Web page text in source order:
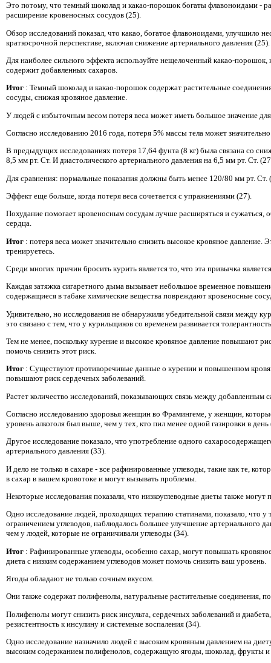
Это потому, что темный шоколад и какао-порошок богаты флавоноидами -
расширение кровеносных сосудов (25).
Обзор исследований показал, что какао, богатое флавоноидами, улучшило
краткосрочной перспективе, включая снижение артериального давления (25).
Для наиболее сильного эффекта используйте нещелоченный какао-
содержит добавленных сахаров.
Итог : Темный шоколад и какао-порошок содержат растительные
сосуды, снижая кровяное давление.
У людей с избыточным весом потеря веса может иметь большое значение
Согласно исследованию 2016 года, потеря 5% массы тела может
В предыдущих исследованиях потеря 17,64 фунта (8 кг) была связана со
8,5 мм рт. Ст. И диастолического артериального давления на 6,5 мм рт. Ст.
Для сравнения: нормальные показания должны быть менее 120/80 мм рт. Ст.
Эффект еще больше, когда потеря веса сочетается с упражнениями (27).
Похудание помогает кровеносным сосудам лучше расширяться и сужаться,
сердца.
Итог : потеря веса может значительно снизить высокое кровяное давление.
тренируетесь.
Среди многих причин бросить курить является то, что эта привычка
Каждая затяжка сигаретного дыма вызывает небольшое временное
содержащиеся в табаке химические вещества повреждают кровеносные
Удивительно, но исследования не обнаружили убедительной связи между
это связано с тем, что у курильщиков со временем развивается
Тем не менее, поскольку курение и высокое кровяное давление повышают
помочь снизить этот риск.
Итог : Существуют противоречивые данные о курении и повышенном
повышают риск сердечных заболеваний.
Растет количество исследований, показывающих связь между
Согласно исследованию здоровья женщин во Фрамингеме, у женщин,
уровень алкоголя был выше, чем у тех, кто пил менее одной газировки в день
Другое исследование показало, что употребление одного
артериального давления (33).
И дело не только в сахаре - все рафинированные углеводы, такие как те,
в сахар в вашем кровотоке и могут вызывать проблемы.
Некоторые исследования показали, что низкоуглеводные диеты также могут
Одно исследование людей, проходящих терапию статинами, показало, что у
ограничением углеводов, наблюдалось большее улучшение артериального
чем у людей, которые не ограничивали углеводы (34).
Итог : Рафинированные углеводы, особенно сахар, могут повышать
диета с низким содержанием углеводов может помочь снизить ваш уровень.
Ягоды обладают не только сочным вкусом.
Они также содержат полифенолы, натуральные растительные соединения,
Полифенолы могут снизить риск инсульта, сердечных заболеваний и
резистентность к инсулину и системные воспаления (34).
Одно исследование назначило людей с высоким кровяным давлением на
высоким содержанием полифенолов, содержащую ягоды, шоколад, фрукты